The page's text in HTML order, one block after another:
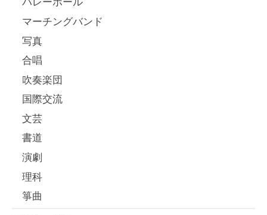
マーチングバンド
写真
合唱
吹奏楽団
国際交流
文芸
書道
演劇
理科
箏曲